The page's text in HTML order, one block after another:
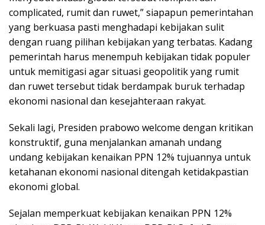
complicated, rumit dan ruwet,” siapapun pemerintahan
yang berkuasa pasti menghadapi kebijakan sulit
dengan ruang pilihan kebijakan yang terbatas. Kadang
pemerintah harus menempuh kebijakan tidak populer
untuk memitigasi agar situasi geopolitik yang rumit
dan ruwet tersebut tidak berdampak buruk terhadap
ekonomi nasional dan kesejahteraan rakyat.
Sekali lagi, Presiden prabowo welcome dengan kritikan
konstruktif, guna menjalankan amanah undang
undang kebijakan kenaikan PPN 12% tujuannya untuk
ketahanan ekonomi nasional ditengah ketidakpastian
ekonomi global.
Sejalan memperkuat kebijakan kenaikan PPN 12%